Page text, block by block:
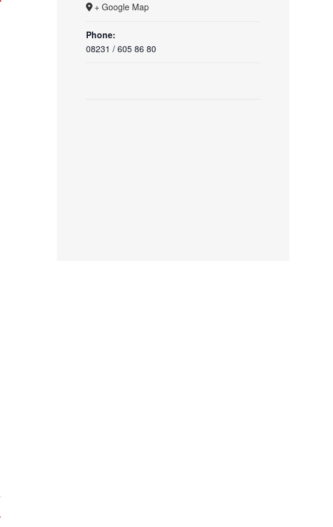
+ Google Map
Phone:
08231 / 605 86 80